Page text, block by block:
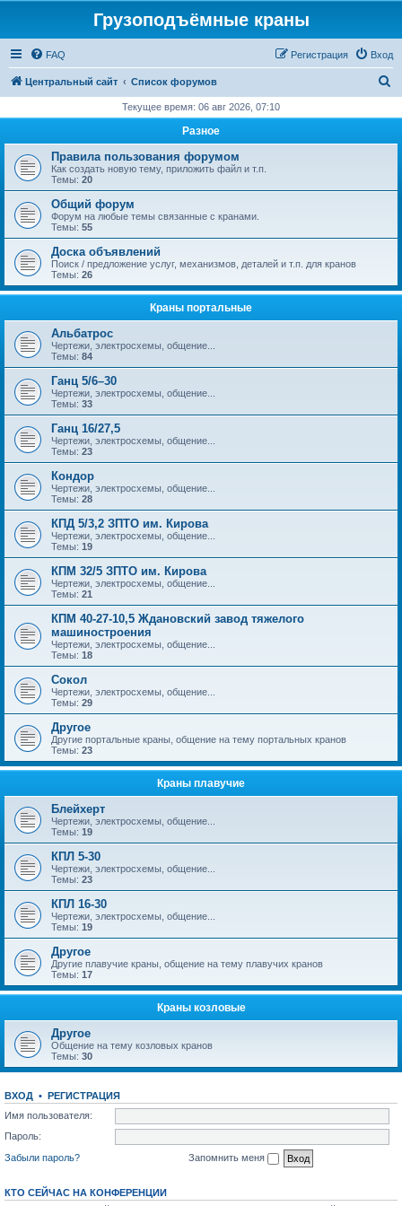
Грузоподъёмные краны
FAQ Вход
Регистрация
Центральный сайт Список форумов
с
Текущее время: 06 авг 2026, 07:10
Разное
Правила пользования форумом
Как создать новую тему, приложить файл и т.п.
Темы: 20
Общий форум
Форум на любые темы связанные с кранами.
Темы: 55
Доска объявлений
Поиск / предложение услуг, механизмов, деталей и т.п. для кранов
Темы: 26
Краны портальные
Альбатрос
Чертежи, электросхемы, общение...
Темы: 84
Ганц 5/6–30
Чертежи, электросхемы, общение...
Темы: 33
Ганц 16/27,5
Чертежи, электросхемы, общение...
Темы: 23
Кондор
Чертежи, электросхемы, общение...
Темы: 28
КПД 5/3,2 ЗПТО им. Кирова
Чертежи, электросхемы, общение...
Темы: 19
КПМ 32/5 ЗПТО им. Кирова
Чертежи, электросхемы, общение...
Темы: 21
КПМ 40-27-10,5 Ждановский завод тяжелого
машиностроения
Чертежи, электросхемы, общение...
Темы: 18
Сокол
Чертежи, электросхемы, общение...
Темы: 29
Другое
Другие портальные краны, общение на тему портальных кранов
Темы: 23
Краны плавучие
Блейхерт
Чертежи, электросхемы, общение...
Темы: 19
КПЛ 5-30
Чертежи, электросхемы, общение...
Темы: 23
КПЛ 16-30
Чертежи, электросхемы, общение...
Темы: 19
Другое
Другие плавучие краны, общение на тему плавучих кранов
Темы: 17
Краны козловые
Другое
Общение на тему козловых кранов
Темы: 30
ВХОД • РЕГИСТРАЦИЯ
Имя пользователя:
Пароль:
Забыли пароль?
Запомнить меня
КТО СЕЙЧАС НА КОНФЕРЕНЦИИ